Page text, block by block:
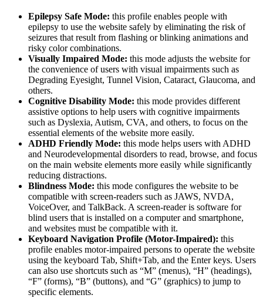
Epilepsy Safe Mode: this profile enables people with
epilepsy to use the website safely by eliminating the risk of
seizures that result from flashing or blinking animations and
risky color combinations.
Visually Impaired Mode: this mode adjusts the website for
the convenience of users with visual impairments such as
Degrading Eyesight, Tunnel Vision, Cataract, Glaucoma, and
others.
Cognitive Disability Mode: this mode provides different
assistive options to help users with cognitive impairments
such as Dyslexia, Autism, CVA, and others, to focus on the
essential elements of the website more easily.
ADHD Friendly Mode: this mode helps users with ADHD
and Neurodevelopmental disorders to read, browse, and focus
on the main website elements more easily while significantly
reducing distractions.
Blindness Mode: this mode configures the website to be
compatible with screen-readers such as JAWS, NVDA,
VoiceOver, and TalkBack. A screen-reader is software for
blind users that is installed on a computer and smartphone,
and websites must be compatible with it.
Keyboard Navigation Profile (Motor-Impaired): this
profile enables motor-impaired persons to operate the website
using the keyboard Tab, Shift+Tab, and the Enter keys. Users
can also use shortcuts such as “M” (menus), “H” (headings),
“F” (forms), “B” (buttons), and “G” (graphics) to jump to
specific elements.